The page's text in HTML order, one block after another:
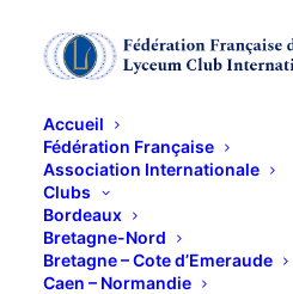
Accueil
Fédération Française
Association Internationale
Clubs
Bordeaux
Bretagne-Nord
Bretagne – Cote d’Emeraude
Caen – Normandie